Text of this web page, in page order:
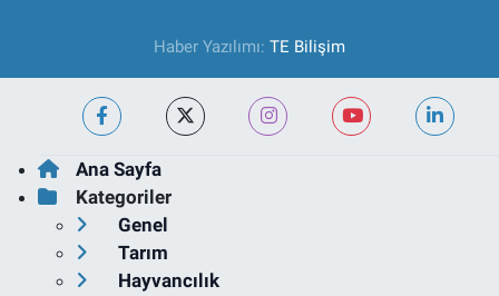
Haber Yazılımı: TE Bilişim
Ana Sayfa
Kategoriler
Genel
Tarım
Hayvancılık